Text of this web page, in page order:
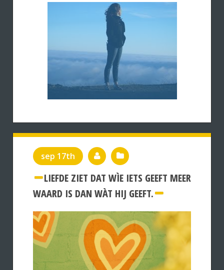
sep 17th
LIEFDE ZIET DAT WÌE IETS GEEFT MEER
WAARD IS DAN WÀT HIJ GEEFT.